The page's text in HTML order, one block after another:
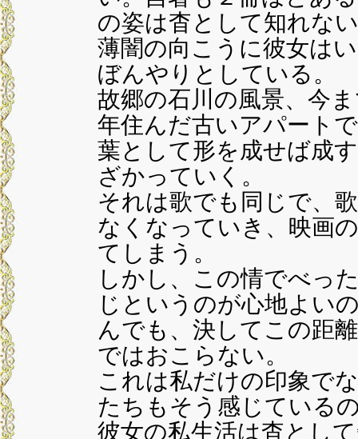
の姿は杳として知れな
薄闇の向こうに彼女は
ぼんやりとしている。
故郷の石川の風景、今
年住んだ古いアパート
葉として形を成せば成
ざかっていく。
それは歌でも同じで、
なくなっていき、映画
てしまう。
しかし、この情でべっ
じというのが心地よい
んでも、決してこの距
ではおこらない。
これは私だけの印象で
たちもそう感じている
彼女の私生活は杳とし